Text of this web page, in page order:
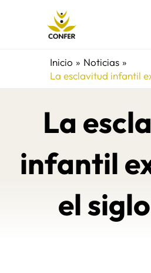
Inicio
Noticias
La esclavitud infantil
La
infantil
el